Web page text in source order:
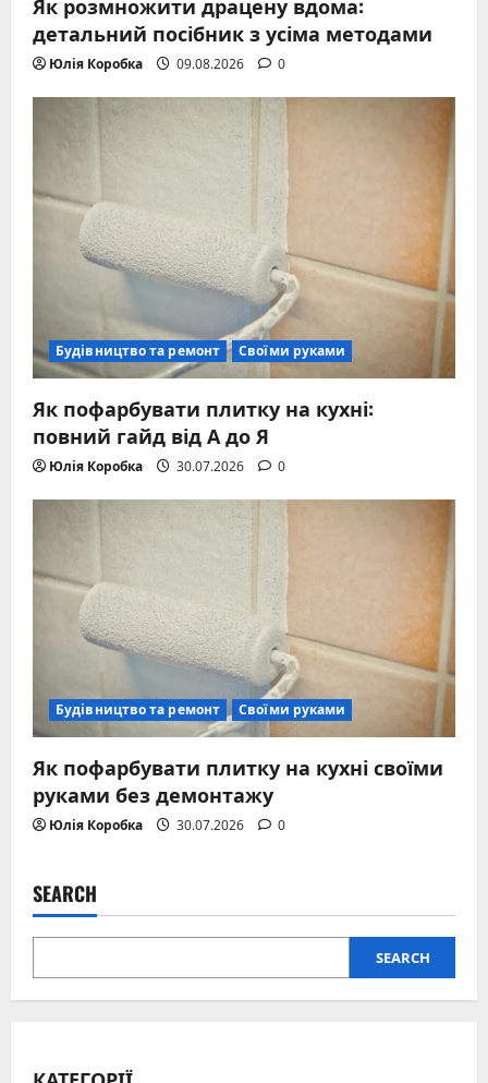
детальний посібник з усіма методами
Юлія Коробка 09.08.2026 0
Будівництво та ремонт Своїми руками
Як пофарбувати плитку на кухні:
повний гайд від А до Я
Юлія Коробка 30.07.2026 0
Будівництво та ремонт Своїми руками
Як пофарбувати плитку на кухні своїми
руками без демонтажу
Юлія Коробка 30.07.2026 0
SEARCH
SEARCH